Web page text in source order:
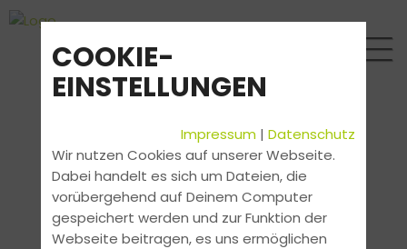
COOKIE-
EINSTELLUNGEN
Impressum |Datenschutz
Wir nutzen Cookies auf unserer Webseite.
Dabei handelt es sich um Dateien, die
vorübergehend auf Deinem Computer
gespeichert werden und zur Funktion der
Webseite beitragen, es uns ermöglichen